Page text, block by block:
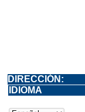
DIRECCIÓN:
IDIOMA